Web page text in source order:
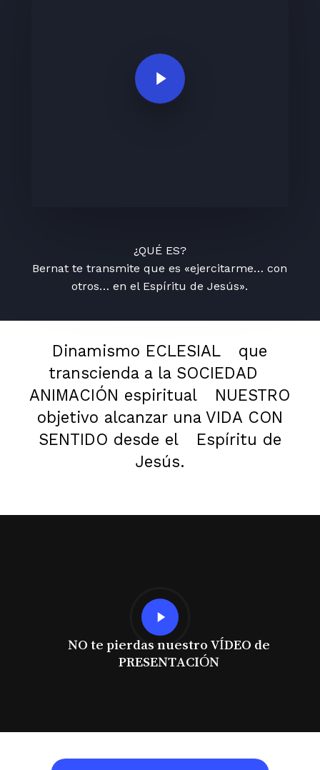
Play Video
¿QUÉ ES?
Bernat te transmite que es «ejercitarme… con
otros… en el Espíritu de Jesús».
Dinamismo ECLESIAL
que
transcienda a la SOCIEDAD
ANIMACIÓN espiritual
NUESTRO
objetivo alcanzar una VIDA CON
SENTIDO desde el
Espíritu de
Jesús.
Play
Video
NO te pierdas nuestro VÍDEO de
PRESENTACIÓN